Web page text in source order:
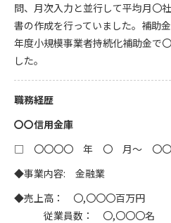
問、月次入力と並行して平均月〇
書の作成を行っていました。補助
年度小規模事業者持続化補助金で
した。
職務経歴
〇〇信用金庫
□ 〇〇〇〇 年 〇 月～ 〇
◆事業内容: 金融業
◆売上高： 〇,〇〇〇百万円
従業員数： 〇,〇〇〇名